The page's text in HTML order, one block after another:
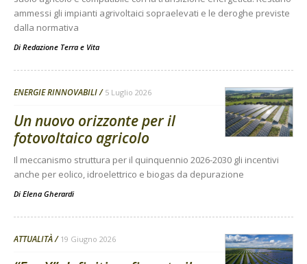
ammessi gli impianti agrivoltaici sopraelevati e le deroghe previste
dalla normativa
Di Redazione Terra e Vita
ENERGIE RINNOVABILI 5 Luglio 2026
Un nuovo orizzonte per il
fotovoltaico agricolo
Il meccanismo struttura per il quinquennio 2026-2030 gli incentivi
anche per eolico, idroelettrico e biogas da depurazione
Di Elena Gherardi
ATTUALITÀ 19 Giugno 2026